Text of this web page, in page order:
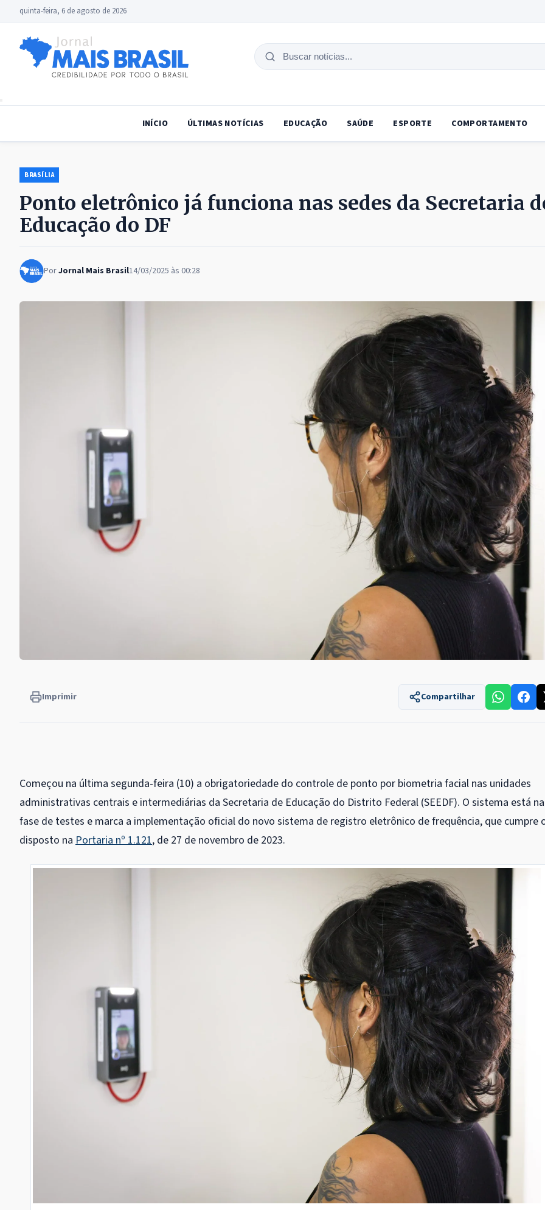
quinta-feira, 6 de agosto de 2026
Buscar
INÍCIO ÚLTIMAS NOTÍCIAS EDUCAÇÃO SAÚDE ESPORTE COMPORTAMENTO
BRASÍLIA
Ponto eletrônico já funciona nas sedes da Secretaria
Educação do DF
PorJornal Mais Brasil14/03/2025 às 00:28
Imprimir Compartilhar
Começou na última segunda-feira (10) a obrigatoriedade do controle de ponto por biometria facial nas unidades
administrativas centrais e intermediárias da Secretaria de Educação do Distrito Federal (SEEDF). O sistema está na
fase de testes e marca a implementação oficial do novo sistema de registro eletrônico de frequência, que cumpre
disposto na Portaria nº 1.121, de 27 de novembro de 2023.